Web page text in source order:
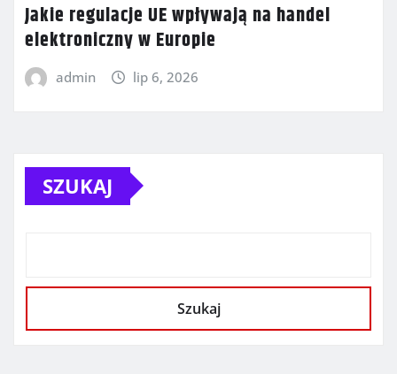
Jakie regulacje UE wpływają na handel
elektroniczny w Europie
admin lip 6, 2026
SZUKAJ
Szukaj